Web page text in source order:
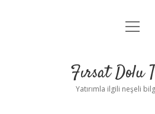
Gizlilik
Yasal
menüyü
Fırsat Dolu
Yatırımla ilgili neşeli